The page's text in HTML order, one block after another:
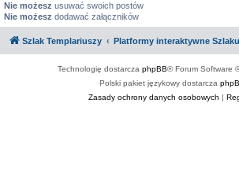
Nie możesz usuwać swoich postów
Nie możesz dodawać załączników
Szlak Templariuszy Platformy interaktywne
Technologię dostarcza phpBB® Forum Software
Polski pakiet językowy dostarcza
Zasady ochrony danych osobowych |